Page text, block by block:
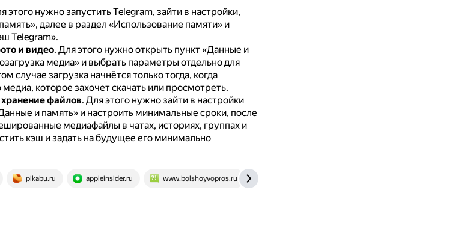
этого нужно запустить Telegram, зайти в настройки,
далее в раздел «Использование памяти» и
Telegram».
и видео. Для этого нужно открыть пункт «Данные и
медиа» и выбрать параметры отдельно для
случае загрузка начнётся только тогда, когда
которое захочет скачать или просмотреть.
файлов. Для этого нужно зайти в настройки
и память» и настроить минимальные сроки, после
медиафайлы в чатах, историях, группах и
кэш и задать на будущее его минимально
pikabu.ru appleinsider.ru www.bolshoyvopros.ru